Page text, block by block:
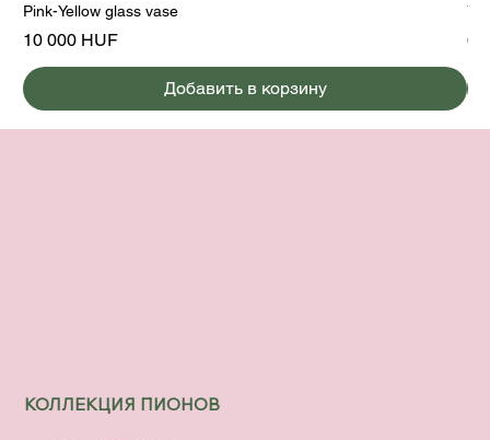
Pink-Yellow glass vase
Цена
10 000 HUF
Добавить в корзину
6
КОЛЛЕКЦИЯ ПИОНОВ